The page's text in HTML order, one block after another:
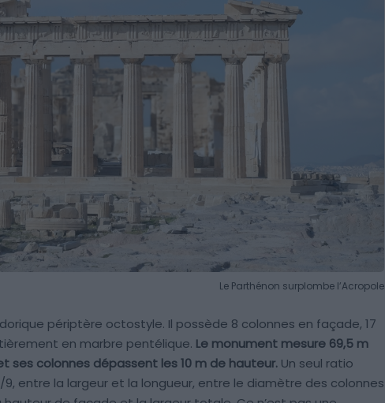
Le Parthénon surplombe l’Acropole
périptère octostyle. Il possède 8 colonnes en façade, 17
en marbre pentélique. Le monument mesure 69,5 m
ses colonnes dépassent les 10 m de hauteur. Un seul ratio
entre la largeur et la longueur, entre le diamètre des colonnes